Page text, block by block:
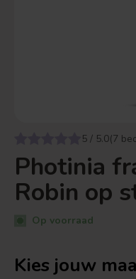
5 / 5.0(7
Photinia
Robin op
Op voorraad
Kies jouw